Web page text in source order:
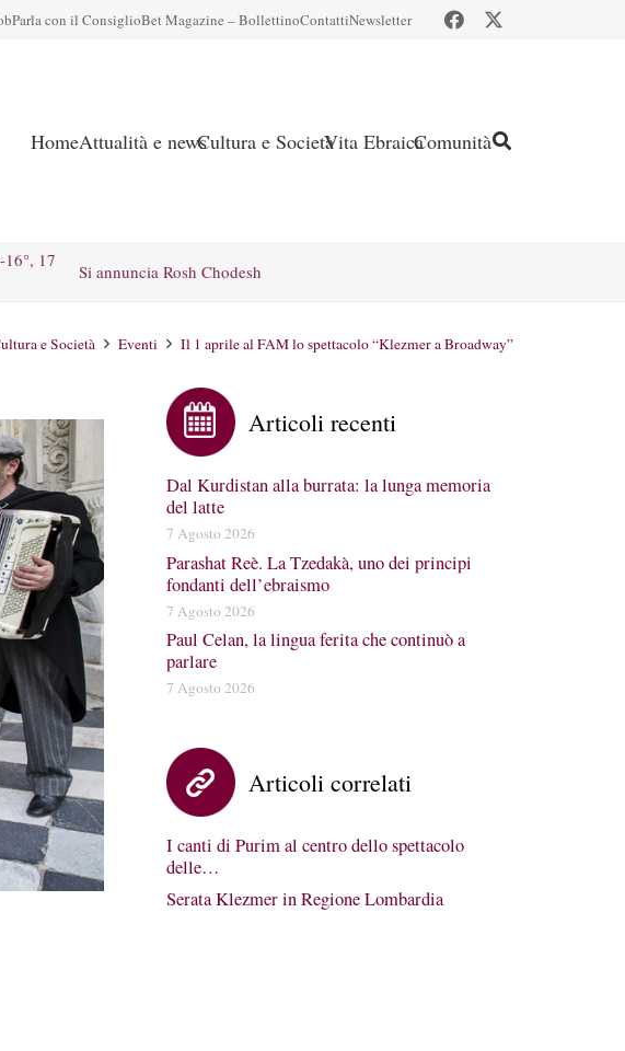
Parla con il ConsiglioBet Magazine – BollettinoContattiNewsletter
HomeAttualità e newsCultura e SocietàVita EbraicaComunità
17
Si annuncia Rosh Chodesh
e Società Eventi Il 1 aprile al FAM lo spettacolo “Klezmer a Broadway”
Articoli recenti
Dal Kurdistan alla burrata: la lunga memoria
del latte
7 Agosto 2026
Parashat Reè. La Tzedakà, uno dei principi
fondanti dell’ebraismo
7 Agosto 2026
Paul Celan, la lingua ferita che continuò a
parlare
7 Agosto 2026
Articoli correlati
I canti di Purim al centro dello spettacolo
delle…
Serata Klezmer in Regione Lombardia